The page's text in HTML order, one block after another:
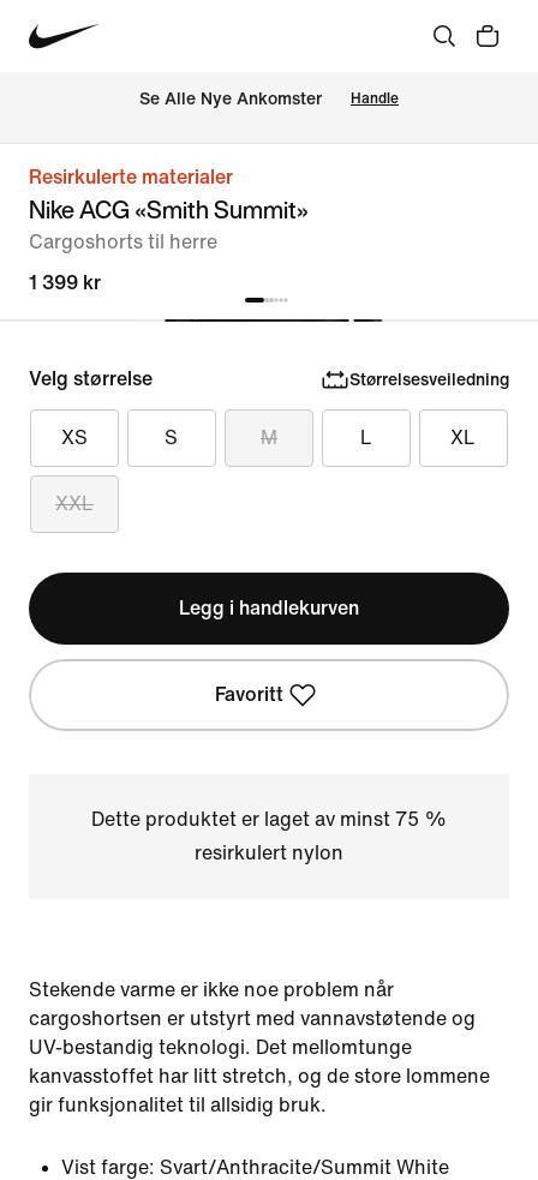
Se Alle Nye Ankomster Handle
Resirkulerte materialer
Nike ACG «Smith Summit»
Cargoshorts til herre
1 399 kr
Velg størrelse Størrelsesveiledning
XS S M L XL
XXL
Legg i handlekurven
Favoritt
Dette produktet er laget av minst 75 %
resirkulert nylon
Stekende varme er ikke noe problem når
cargoshortsen er utstyrt med vannavstøtende og
UV-bestandig teknologi. Det mellomtunge
kanvasstoffet har litt stretch, og de store lommene
gir funksjonalitet til allsidig bruk.
Vist farge: Svart/Anthracite/Summit White